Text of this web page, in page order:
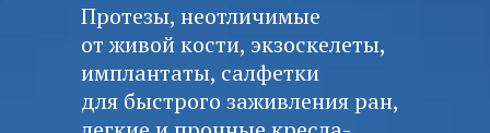
Протезы, неотличимые
от живой кости, экзоскелеты,
имплантаты, салфетки
для быстрого заживления ран,